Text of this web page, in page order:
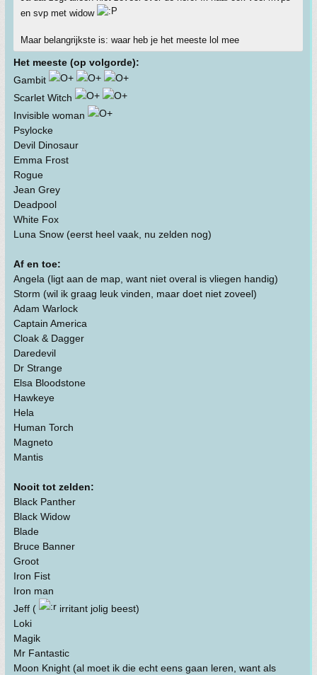
en svp met widow
Maar belangrijkste is: waar heb je het meeste lol mee
Het meeste (op volgorde):
Gambit
Scarlet Witch
Invisible woman
Psylocke
Devil Dinosaur
Emma Frost
Rogue
Jean Grey
Deadpool
White Fox
Luna Snow (eerst heel vaak, nu zelden nog)
Af en toe:
Angela (ligt aan de map, want niet overal is vliegen handig)
Storm (wil ik graag leuk vinden, maar doet niet zoveel)
Adam Warlock
Captain America
Cloak & Dagger
Daredevil
Dr Strange
Elsa Bloodstone
Hawkeye
Hela
Human Torch
Magneto
Mantis
Nooit tot zelden:
Black Panther
Black Widow
Blade
Bruce Banner
Groot
Iron Fist
Iron man
Jeff (
irritant jolig beest)
Loki
Magik
Mr Fantastic
Moon Knight (al moet ik die echt eens gaan leren, want als